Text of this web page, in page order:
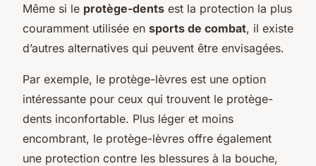
Même si le protège-dents est la protection la plus
couramment utilisée en sports de combat, il existe
d’autres alternatives qui peuvent être envisagées.
Par exemple, le protège-lèvres est une option
intéressante pour ceux qui trouvent le protège-
dents inconfortable. Plus léger et moins
encombrant, le protège-lèvres offre également
une protection contre les blessures à la bouche,